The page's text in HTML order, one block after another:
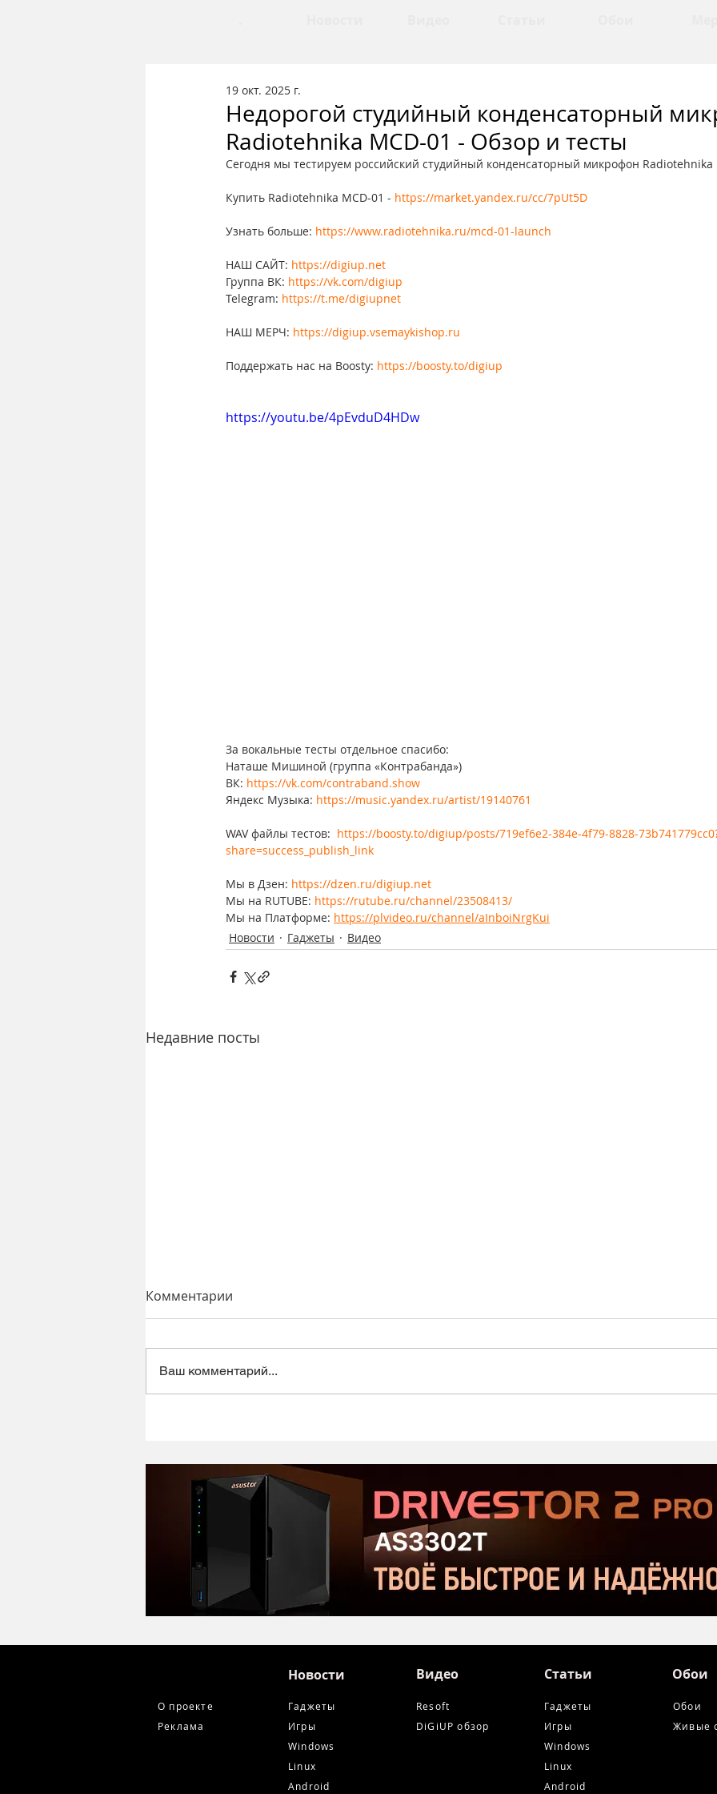
Недорогой студийный конденсаторный
Radiotehnika MCD-01 - Обзор и тесты
19 окт. 2025 г.
Сегодня мы тестируем российский студийный конденсаторный микрофон Radiotehnika
Купить Radiotehnika MCD-01 - https://market.yandex.ru/cc/7pUt5D
Узнать больше: https://www.radiotehnika.ru/mcd-01-launch
НАШ САЙТ: https://digiup.net
Группа ВК: https://vk.com/digiup
Telegram: https://t.me/digiupnet
НАШ МЕРЧ: https://digiup.vsemaykishop.ru
Поддержать нас на Boosty: https://boosty.to/digiup
https://youtu.be/4pEvduD4HDw
За вокальные тесты отдельное спасибо:
Наташе Мишиной (группа «Контрабанда»)
ВК: https://vk.com/contraband.show
Яндекс Музыка: https://music.yandex.ru/artist/19140761
WAV файлы тестов: https://boosty.to/digiup/posts/719ef6e2-384e-4f79-8828-
share=success_publish_link
Мы в Дзен: https://dzen.ru/digiup.net
Мы на RUTUBE: https://rutube.ru/channel/23508413/
Мы на Платформе: https://plvideo.ru/channel/aInboiNrgKui
Новости
Гаджеты Видео
Недавние посты
микрофон в ретро корпусе
Serious Sam: Shatterverse в
и
Комментарии
Ваш комментарий...
О проекте
Реклама
Новости Видео Статьи Обои
Гаджеты
Игры
Windows
Linux
Android
Resoft
DiGiUP обзор
Гаджеты
Игры
Windows
Linux
Android
Обои
Живые